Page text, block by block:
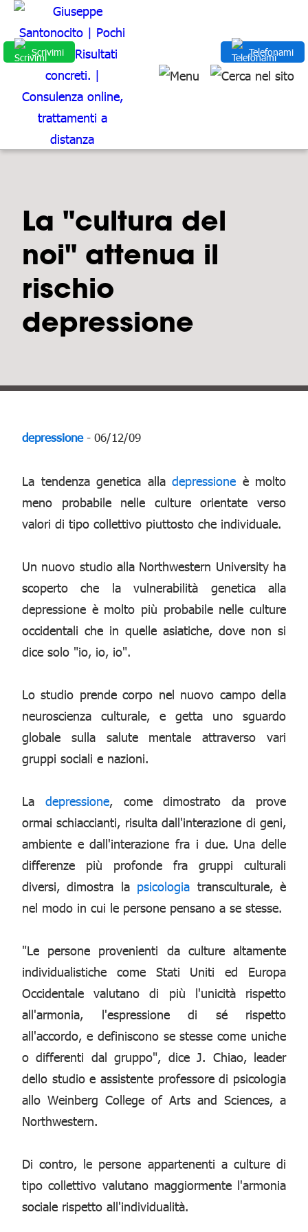
Scrivimi Telefonami
La "cultura del
noi" attenua il
rischio
depressione
depressione- 06/12/09
La tendenza genetica alla depressione è molto
meno probabile nelle culture orientate verso
valori di tipo collettivo piuttosto che individuale.
Un nuovo studio alla Northwestern University ha
scoperto che la vulnerabilità genetica alla
depressione è molto più probabile nelle culture
occidentali che in quelle asiatiche, dove non si
dice solo "io, io, io".
Lo studio prende corpo nel nuovo campo della
neuroscienza culturale, e getta uno sguardo
globale sulla salute mentale attraverso vari
gruppi sociali e nazioni.
La depressione, come dimostrato da prove
ormai schiaccianti, risulta dall'interazione di geni,
ambiente e dall'interazione fra i due. Una delle
differenze più profonde fra gruppi culturali
diversi, dimostra la psicologia transculturale, è
nel modo in cui le persone pensano a se stesse.
"Le persone provenienti da culture altamente
individualistiche come Stati Uniti ed Europa
Occidentale valutano di più l'unicità rispetto
all'armonia, l'espressione di sé rispetto
all'accordo, e definiscono se stesse come uniche
o differenti dal gruppo", dice J. Chiao, leader
dello studio e assistente professore di psicologia
allo Weinberg College of Arts and Sciences, a
Northwestern.
Di contro, le persone appartenenti a culture di
tipo collettivo valutano maggiormente l'armonia
sociale rispetto all'individualità.